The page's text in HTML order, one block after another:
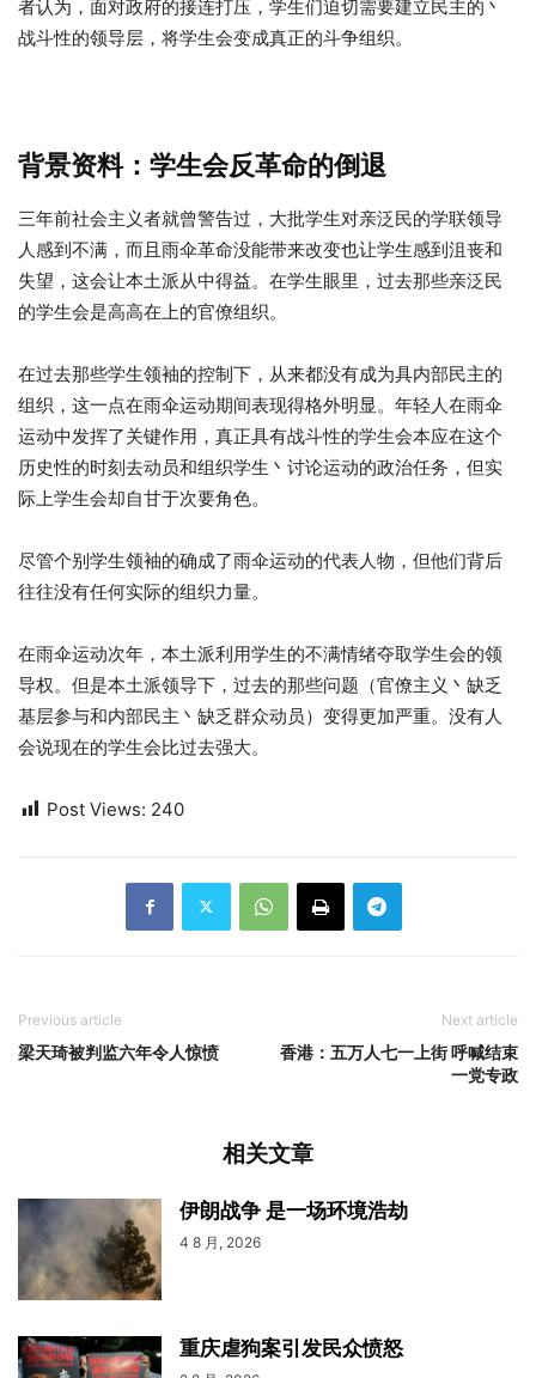
者认为，面对政府的接连打压，学生们迫切需要建立民主的丶
战斗性的领导层，将学生会变成真正的斗争组织。
背景资料：学生会反革命的倒退
三年前社会主义者就曾警告过，大批学生对亲泛民的学联领导
人感到不满，而且雨伞革命没能带来改变也让学生感到沮丧和
失望，这会让本土派从中得益。在学生眼里，过去那些亲泛民
的学生会是高高在上的官僚组织。
在过去那些学生领袖的控制下，从来都没有成为具内部民主的
组织，这一点在雨伞运动期间表现得格外明显。年轻人在雨伞
运动中发挥了关键作用，真正具有战斗性的学生会本应在这个
历史性的时刻去动员和组织学生丶讨论运动的政治任务，但实
际上学生会却自甘于次要角色。
尽管个别学生领袖的确成了雨伞运动的代表人物，但他们背后
往往没有任何实际的组织力量。
在雨伞运动次年，本土派利用学生的不满情绪夺取学生会的领
导权。但是本土派领导下，过去的那些问题（官僚主义丶缺乏
基层参与和内部民主丶缺乏群众动员）变得更加严重。没有人
会说现在的学生会比过去强大。
Post Views: 240
Previous article
梁天琦被判监六年令人惊愤
Next article
香港：五万人七一上街 呼喊结束
一党专政
相关文章
伊朗战争 是一场环境浩劫
4 8 月, 2026
重庆虐狗案引发民众愤怒